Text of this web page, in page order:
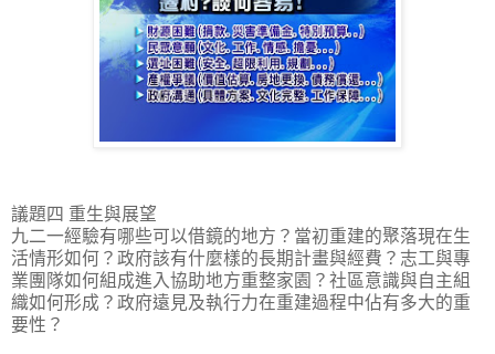
議題四 重生與展望
九二一經驗有哪些可以借鏡的地方？當初重建的聚落現在生
活情形如何？政府該有什麼樣的長期計畫與經費？志工與專
業團隊如何組成進入協助地方重整家園？社區意識與自主組
織如何形成？政府遠見及執行力在重建過程中佔有多大的重
要性？